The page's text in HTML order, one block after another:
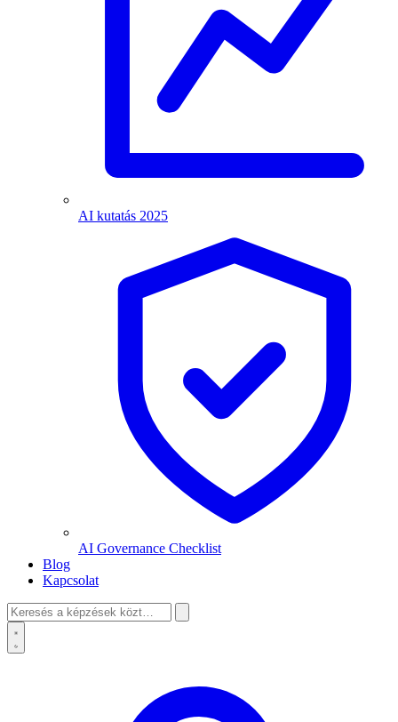
AI kutatás 2025
AI Governance Checklist
Blog
Kapcsolat